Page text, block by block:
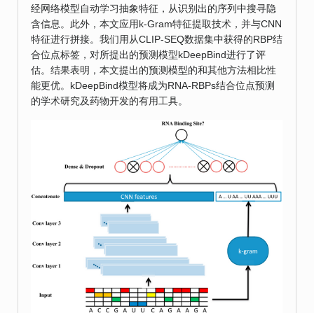
经网络模型自动学习抽象特征，从识别出的序列中搜寻隐
含信息。此外，本文应用k-Gram特征提取技术，并与CNN
特征进行拼接。我们用从CLIP-SEQ数据集中获得的RBP结
合位点标签，对所提出的预测模型kDeepBind进行了评
估。结果表明，本文提出的预测模型的和其他方法相比性
能更优。kDeepBind模型将成为RNA-RBPs结合位点预测
的学术研究及药物开发的有用工具。